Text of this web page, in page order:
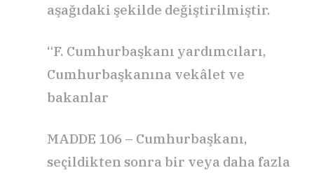
aşağıdaki şekilde değiştirilmiştir.
“F. Cumhurbaşkanı yardımcıları,
Cumhurbaşkanına vekâlet ve
bakanlar
MADDE 106 – Cumhurbaşkanı,
seçildikten sonra bir veya daha fazla